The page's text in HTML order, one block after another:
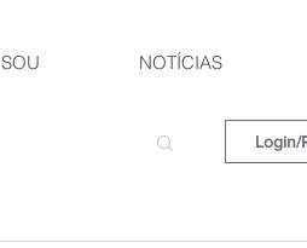
NOTÍCIAS
Login/